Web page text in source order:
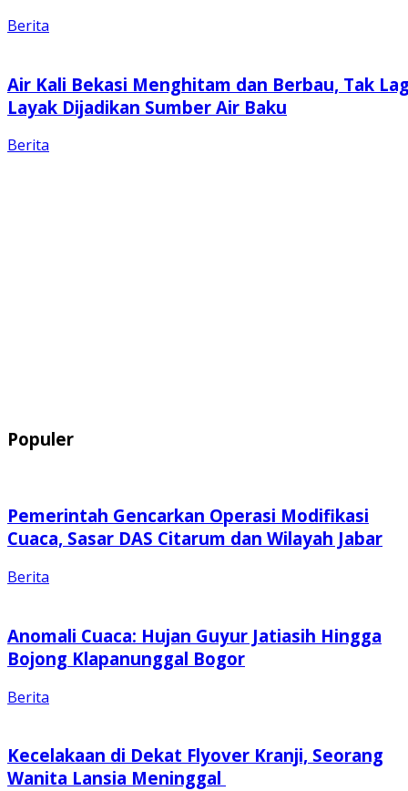
Berita
Air Kali Bekasi Menghitam dan Berbau, Tak
Layak Dijadikan Sumber Air Baku
Berita
Populer
Pemerintah Gencarkan Operasi Modifikasi
Cuaca, Sasar DAS Citarum dan Wilayah Jabar
Berita
Anomali Cuaca: Hujan Guyur Jatiasih Hingga
Bojong Klapanunggal Bogor
Berita
Kecelakaan di Dekat Flyover Kranji, Seorang
Wanita Lansia Meninggal